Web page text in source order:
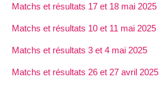
Matchs et résultats 17 et 18 mai 2025
Matchs et résultats 10 et 11 mai 2025
Matchs et résultats 3 et 4 mai 2025
Matchs et résultats 26 et 27 avril 2025